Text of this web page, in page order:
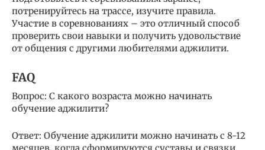
потренируйтесь на трассе, изучите правила.
Участие в соревнованиях – это отличный способ
проверить свои навыки и получить удовольствие
от общения с другими любителями аджилити.
FAQ
Вопрос: С какого возраста можно начинать
обучение аджилити?
Ответ: Обучение аджилити можно начинать с 8-12